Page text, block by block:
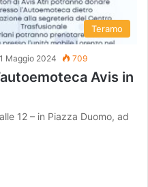
Teramo
Maggio 2024 709
Avis in
12 – in Piazza Duomo, ad